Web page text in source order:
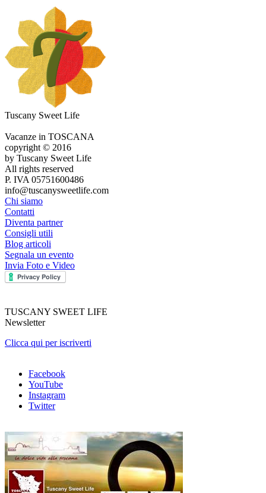
Tuscany Sweet Life
Vacanze in TOSCANA
copyright © 2016
by Tuscany Sweet Life
All rights reserved
P. IVA 05751600486
info@tuscanysweetlife.com
Chi siamo
Contatti
Diventa partner
Consigli utili
Blog articoli
Segnala un evento
Invia Foto e Video
TUSCANY SWEET LIFE
Newsletter
Clicca qui per iscriverti
Facebook
YouTube
Instagram
Twitter